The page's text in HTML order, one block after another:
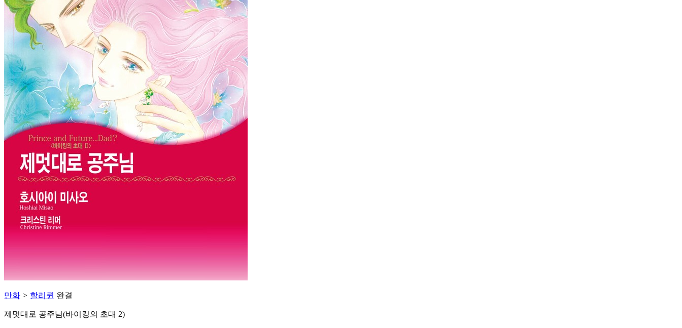
만화 > 할리퀸 완결
제멋대로 공주님(바이킹의 초대 2)